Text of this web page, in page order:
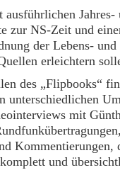
zur NS-Zeit und
der Lebens-
erleichtern
des „Flipbooks“
unterschiedlichen
mit
Kommentierungen,
und